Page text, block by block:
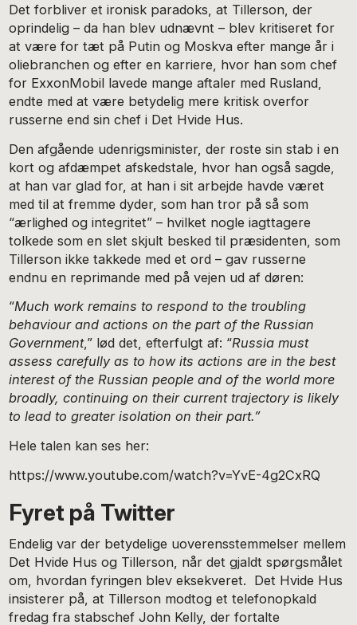
Det forbliver et ironisk paradoks, at Tillerson, der
oprindelig – da han blev udnævnt – blev kritiseret for
at være for tæt på Putin og Moskva efter mange år i
oliebranchen og efter en karriere, hvor han som chef
for ExxonMobil lavede mange aftaler med Rusland,
endte med at være betydelig mere kritisk overfor
russerne end sin chef i Det Hvide Hus.
Den afgående udenrigsminister, der roste sin stab i en
kort og afdæmpet afskedstale, hvor han også sagde,
at han var glad for, at han i sit arbejde havde været
med til at fremme dyder, som han tror på så som
“ærlighed og integritet” – hvilket nogle iagttagere
tolkede som en slet skjult besked til præsidenten, som
Tillerson ikke takkede med et ord – gav russerne
endnu en reprimande med på vejen ud af døren:
“Much work remains to respond to the troubling
behaviour and actions on the part of the Russian
Government,” lød det, efterfulgt af: “Russia must
assess carefully as to how its actions are in the best
interest of the Russian people and of the world more
broadly, continuing on their current trajectory is likely
to lead to greater isolation on their part.”
Hele talen kan ses her:
https://www.youtube.com/watch?v=YvE-4g2CxRQ
Fyret på Twitter
Endelig var der betydelige uoverensstemmelser mellem
Det Hvide Hus og Tillerson, når det gjaldt spørgsmålet
om, hvordan fyringen blev eksekveret. Det Hvide Hus
insisterer på, at Tillerson modtog et telefonopkald
fredag ​​fra stabschef John Kelly, der fortalte